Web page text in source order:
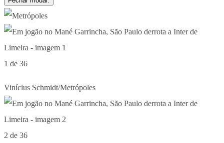
1 de 36
Vinícius Schmidt/Metrópoles
2 de 36